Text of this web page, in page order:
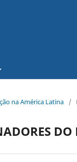
na América Latina /
DO